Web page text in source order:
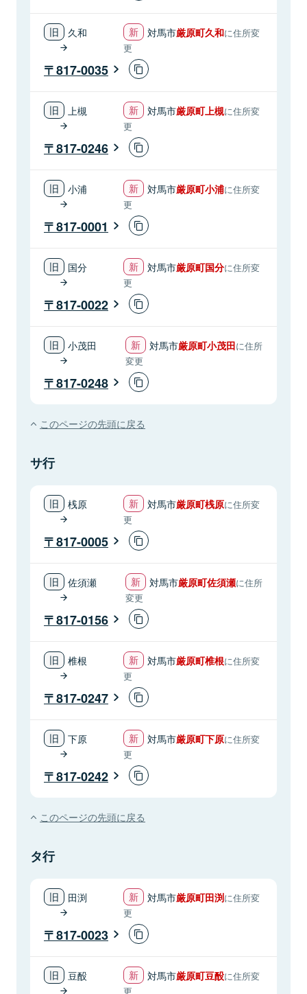
久和 対馬市厳原町久和に住所変
更
817-0035
上槻 対馬市厳原町上槻に住所変
更
817-0246
小浦 対馬市厳原町小浦に住所変
更
817-0001
国分 対馬市厳原町国分に住所変
更
817-0022
小茂田 対馬市厳原町小茂田に住所
変更
817-0248
このページの先頭に戻る
サ行
桟原 対馬市厳原町桟原に住所変
更
817-0005
佐須瀬 対馬市厳原町佐須瀬に住所
変更
817-0156
椎根 対馬市厳原町椎根に住所変
更
817-0247
下原 対馬市厳原町下原に住所変
更
817-0242
このページの先頭に戻る
タ行
田渕 対馬市厳原町田渕に住所変
更
817-0023
豆酘 対馬市厳原町豆酘に住所変
更